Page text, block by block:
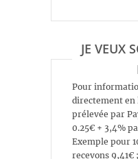
JE VEUX
Pour
directement en
prélevée par
0.25€ + 3,4%
Exemple pour
recevons 9,41€